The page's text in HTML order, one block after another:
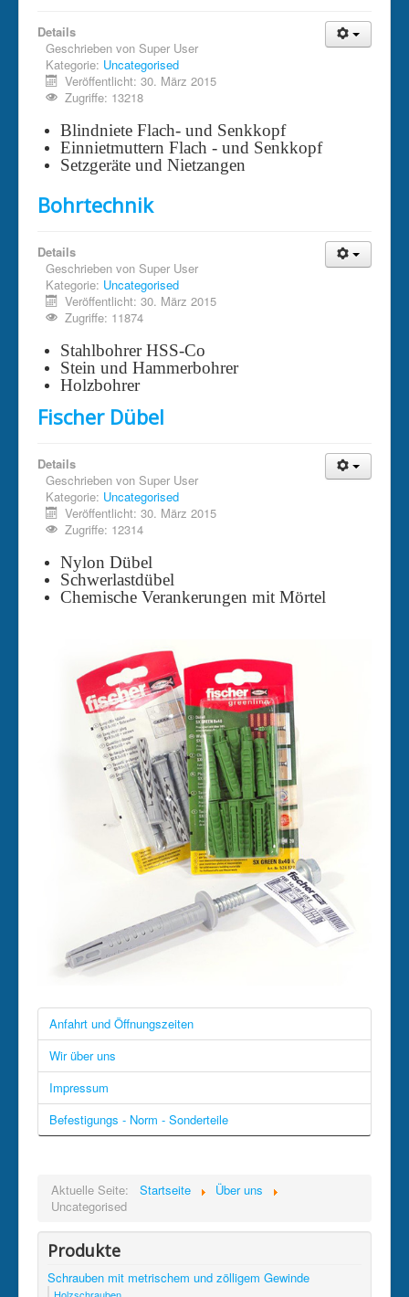
Details
Geschrieben von Super User
Kategorie: Uncategorised
Veröffentlicht: 30. März 2015
Zugriffe: 13218
Blindniete Flach- und Senkkopf
Einnietmuttern Flach - und Senkkopf
Setzgeräte und Nietzangen
Bohrtechnik
Details
Geschrieben von Super User
Kategorie: Uncategorised
Veröffentlicht: 30. März 2015
Zugriffe: 11874
Stahlbohrer HSS-Co
Stein und Hammerbohrer
Holzbohrer
Fischer Dübel
Details
Geschrieben von Super User
Kategorie: Uncategorised
Veröffentlicht: 30. März 2015
Zugriffe: 12314
Nylon Dübel
Schwerlastdübel
Chemische Verankerungen mit Mörtel
Anfahrt und Öffnungszeiten
Wir über uns
Impressum
Befestigungs - Norm - Sonderteile
Aktuelle Seite: Startseite
Über uns
Uncategorised
Produkte
Schrauben mit metrischem und zölligem Gewinde
Holzschrauben